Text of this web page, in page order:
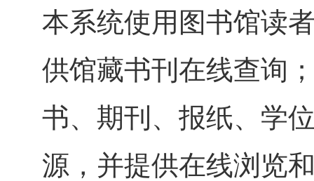
本系统使用图书馆读
供馆藏书刊在线查询
书、期刊、报纸、学
源，并提供在线浏览